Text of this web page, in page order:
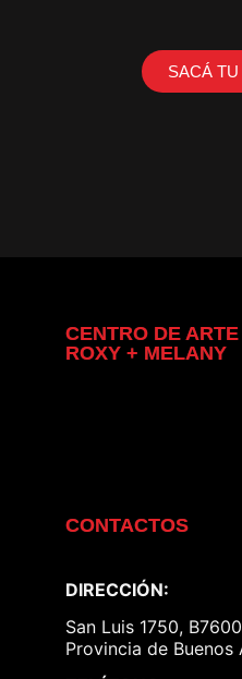
SACÁ
CENTRO DE
ROXY + MELANY
CONTACTOS
DIRECCIÓN:
San Luis 1750,
Provincia de Buenos